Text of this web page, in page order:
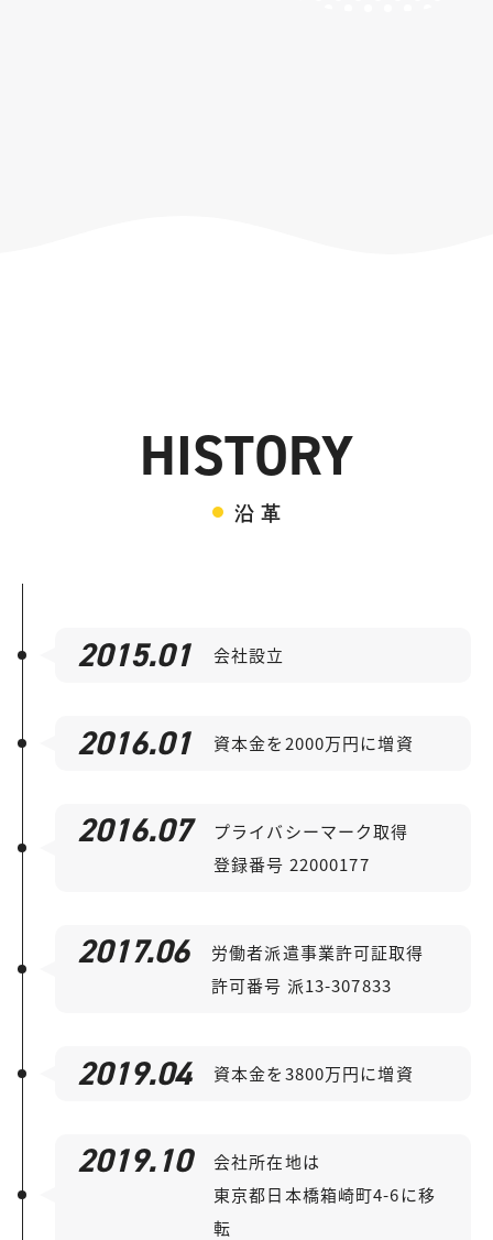
HISTORY
沿 革
2015.01 会社設立
2016.01 資本金を2000万円に増資
2016.07
プライバシーマーク取得
登録番号 22000177
2017.06
労働者派遣事業許可証取得
許可番号 派13-307833
2019.04 資本金を3800万円に増資
2019.10
会社所在地は
東京都日本橋箱崎町4-6に移
転